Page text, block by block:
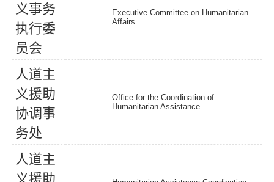
义事务
执行委
员会
Executive Committee on Humanitarian
Affairs
人道主
义援助
协调事
务处
Office for the Coordination of
Humanitarian Assistance
人道主
义援助